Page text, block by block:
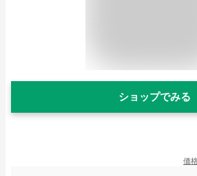
ショップでみる
価